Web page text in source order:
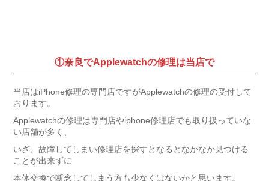
①奈良でApplewatchの修理は当店で
当店はiPhone修理の専門店ですがApplewatchの修理の受付して
おります。
Applewatchの修理は専門店やiphone修理店でも取り扱っていな
い店舗が多く、
いざ、故障してしまい修理店を探すとなるとなかなか見つける
ことが出来ずに
本体交換で断念してしまう方も少なくはないかと思います。